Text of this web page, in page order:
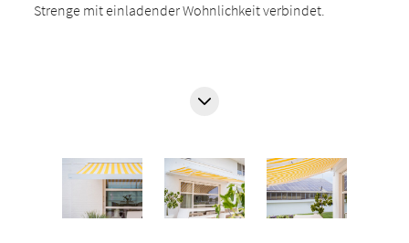
Strenge mit einladender Wohnlichkeit verbindet.